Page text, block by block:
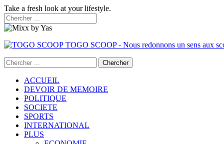
Take a fresh look at your lifestyle.
TOGO SCOOP - Nous redonnons un sens aux
ACCUEIL
DEVOIR DE MEMOIRE
POLITIQUE
SOCIETE
SPORTS
INTERNATIONAL
PLUS